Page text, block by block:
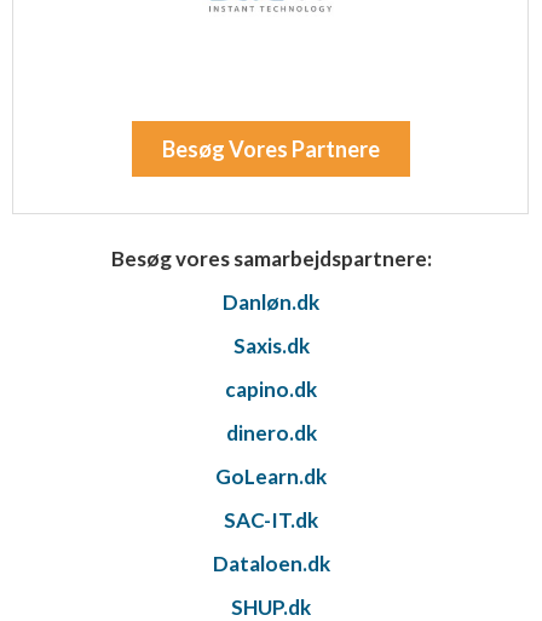
Besøg Vores Partnere
Besøg vores samarbejdspartnere:
Danløn.dk
Saxis.dk
capino.dk
dinero.dk
GoLearn.dk
SAC-IT.dk
Dataloen.dk
SHUP.dk